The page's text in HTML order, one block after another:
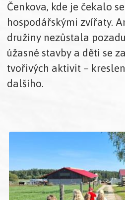
Čenkova, kde je čekalo
hospodářskými zvířaty.
družiny nezůstala
úžasné stavby a děti se
tvořivých aktivit –
dalšího.